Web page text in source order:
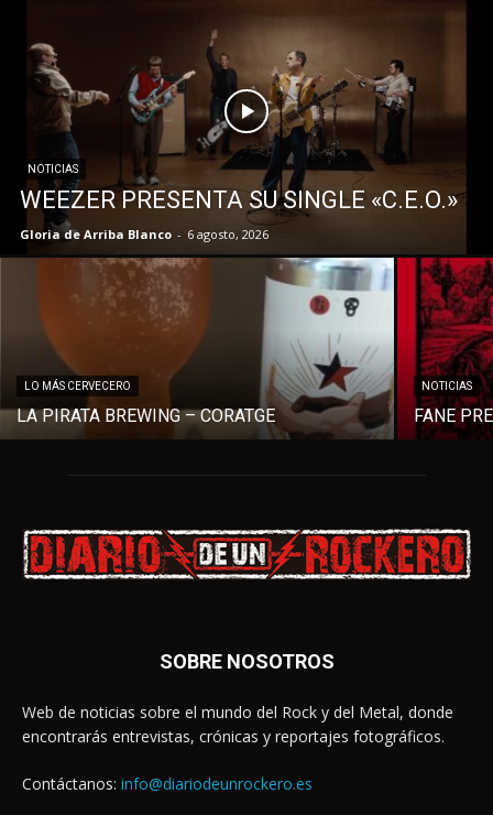
NOTICIAS
WEEZER PRESENTA SU SINGLE «C.E.O.»
Gloria de Arriba Blanco - 6 agosto, 2026
LO MÁS CERVECERO
LA PIRATA BREWING – CORATGE
NOTICIAS
FANE
SOBRE NOSOTROS
Web de noticias sobre el mundo del Rock y del Metal, donde
encontrarás entrevistas, crónicas y reportajes fotográficos.
Contáctanos: info@diariodeunrockero.es